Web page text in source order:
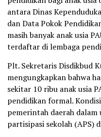
antara Dinas
dan Data Pokok
masih banyak anak usia
terdaftar di lembaga
Plt. Sekretaris Disdikbud
mengungkapkan bahwa
sekitar 10 ribu anak usia
pendidikan formal.
pemerintah daerah
partisipasi sekolah (APS)